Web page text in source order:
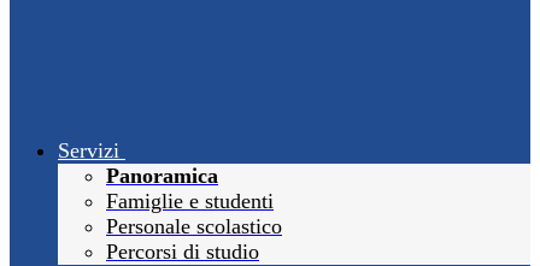
Servizi
Panoramica
Famiglie e studenti
Personale scolastico
Percorsi di studio